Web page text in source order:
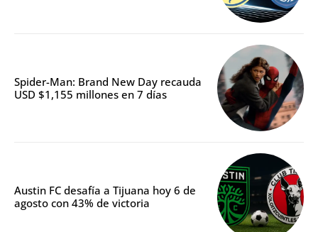
Spider-Man: Brand New Day recauda
USD $1,155 millones en 7 días
Austin FC desafía a Tijuana hoy 6 de
agosto con 43% de victoria